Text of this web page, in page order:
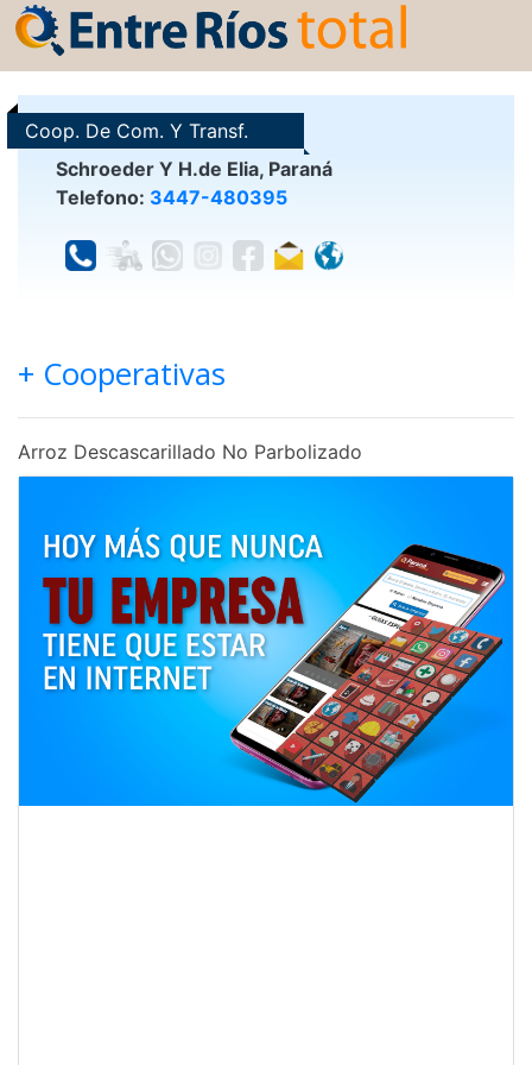
Coop. De Com. Y Transf.
Arroceros Villa Elisa
Schroeder Y H.de Elia, Paraná
Telefono: 3447-480395
+ Cooperativas
Arroz Descascarillado No Parbolizado